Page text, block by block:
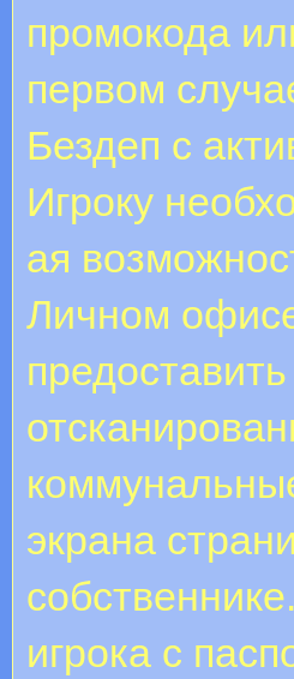
промокода
первом
Бездеп с
Игроку
ая
Личном
экрана
игрока с